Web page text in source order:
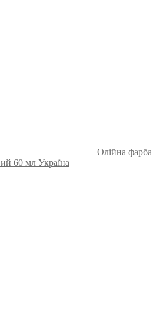
Олійна фарба
60 мл Україна